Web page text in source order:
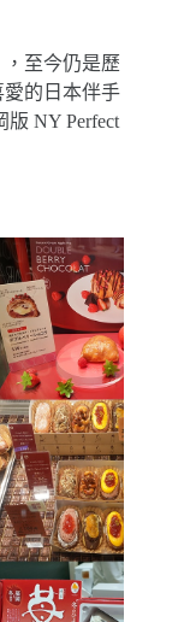
，至今仍是歷
的日本伴手
NY Perfect